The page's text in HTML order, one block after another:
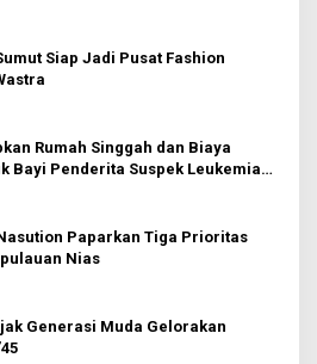
Siap Jadi Pusat Fashion
Rumah Singgah dan Biaya
Bayi Penderita Suspek Leukemia
Paparkan Tiga Prioritas
Nias
Generasi Muda Gelorakan